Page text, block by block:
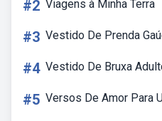
#2 Viagens à Minha Terra
#3 Vestido De Prenda
#4 Vestido De Bruxa
#5 Versos De Amor Para